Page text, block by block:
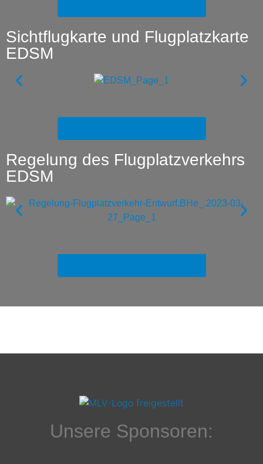
Sichtflugkarte und Flugplatzkarte
EDSM
Regelung des Flugplatzverkehrs
EDSM
Unsere Sponsoren: